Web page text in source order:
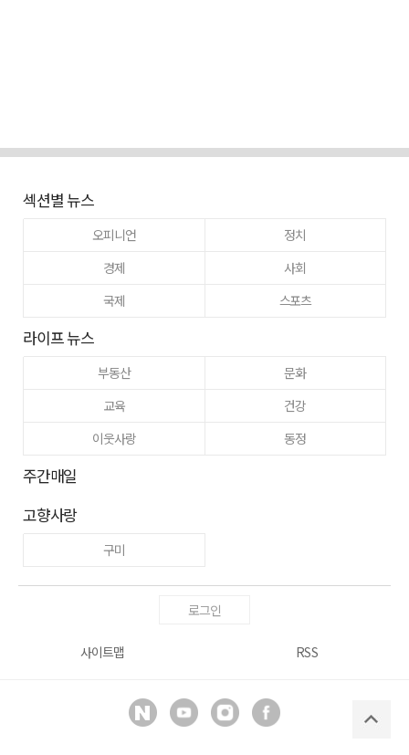
섹션별 뉴스
오피니언
정치
경제
사회
국제
스포츠
라이프 뉴스
부동산
문화
교육
건강
이웃사랑
동정
주간매일
고향사랑
구미
로그인
사이트맵 RSS